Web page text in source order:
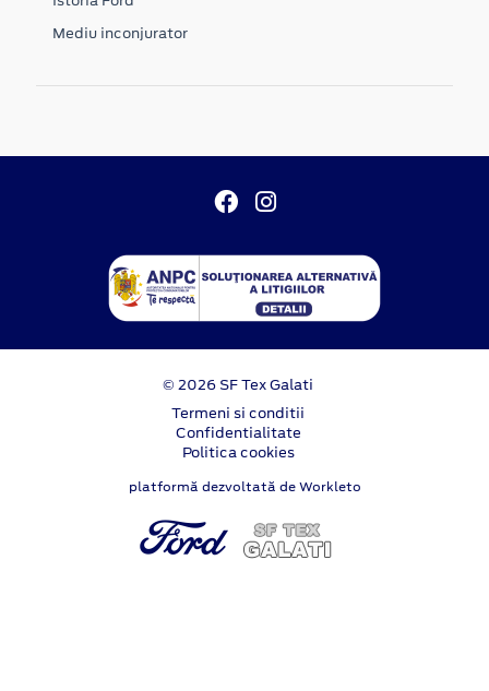
Mediu inconjurator
© 2026 SF Tex Galati
Termeni si conditii
Confidentialitate
Politica cookies
platformă dezvoltată de Workleto